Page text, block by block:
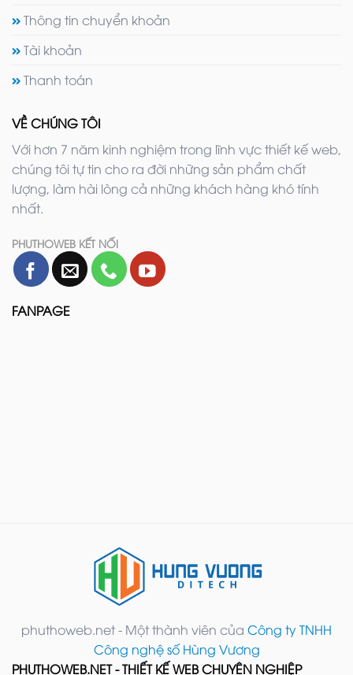
Thông tin chuyển khoản
Tài khoản
Thanh toán
VỀ CHÚNG TÔI
Với hơn 7 năm kinh nghiệm trong lĩnh vực thiết kế web,
chúng tôi tự tin cho ra đời những sản phẩm chất
lượng, làm hài lòng cả những khách hàng khó tính
nhất.
PHUTHOWEB KẾT NỐI
FANPAGE
phuthoweb.net - Một thành viên của Công ty TNHH
Công nghệ số Hùng Vương
PHUTHOWEB.NET - THIẾT KẾ WEB CHUYÊN NGHIỆP